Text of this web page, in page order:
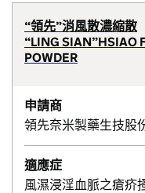
“領先”消風散濃縮散
“LING SIAN”HSIAO
POWDER
申請商
領先奈米製藥生技股
適應症
風濕浸淫血脈之瘡疥